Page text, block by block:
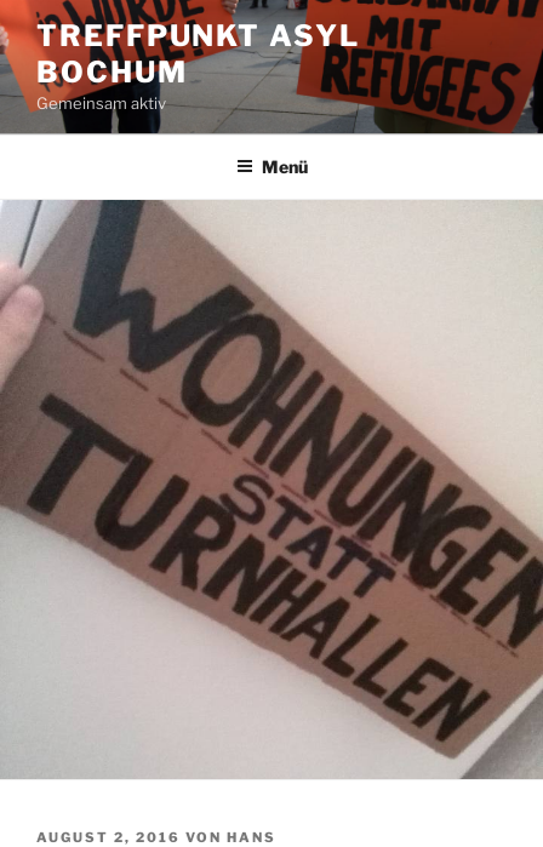
Zum
Inhalt
springen
TREFFPUNKT ASYL
BOCHUM
Gemeinsam aktiv
Menü
VERÖFFENTLICHT
AUGUST 2, 2016 VON HANS